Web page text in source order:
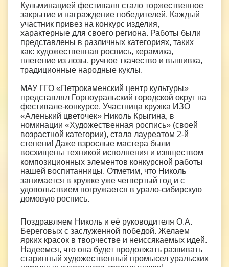
Кульминацией фестиваля стало торжественное
закрытие и награждение победителей. Каждый
участник привез на конкурс изделия,
характерные для своего региона. Работы были
представлены в различных категориях, таких
как: художественная роспись, керамика,
плетение из лозы, ручное ткачество и вышивка,
традиционные народные куклы.
МАУ ГГО «Петрокаменский центр культуры»
представлял Горноуральский городской округ на
фестивале-конкурсе. Участница кружка ИЗО
«Аленький цветочек» Николь Крыгина, в
номинации «Художественная роспись» (своей
возрастной категории), стала лауреатом 2-й
степени! Даже взрослые мастера были
восхищены техникой исполнения и изяществом
композиционных элементов конкурсной работы
нашей воспитанницы. Отметим, что Николь
занимается в кружке уже четвертый год и с
удовольствием погружается в урало-сибирскую
домовую роспись.
Поздравляем Николь и её руководителя О.А.
Береговых с заслуженной победой. Желаем
ярких красок в творчестве и неиссякаемых идей.
Надеемся, что она будет продолжать развивать
старинный художественный промысел уральских